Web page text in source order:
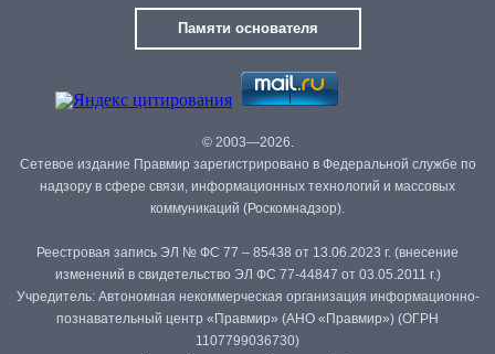
Памяти основателя
© 2003—2026.
Сетевое издание Правмир зарегистрировано в Федеральной службе по
надзору в сфере связи, информационных технологий и массовых
коммуникаций (Роскомнадзор).
Реестровая запись ЭЛ № ФС 77 – 85438 от 13.06.2023 г. (внесение
изменений в свидетельство ЭЛ ФС 77-44847 от 03.05.2011 г.)
Учредитель: Автономная некоммерческая организация информационно-
познавательный центр «Правмир» (АНО «Правмир») (ОГРН
1107799036730)